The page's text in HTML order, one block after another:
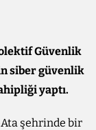
Güvenlik
siber güvenlik
yaptı.
şehrinde bir